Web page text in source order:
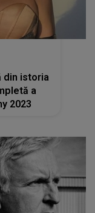
din istoria
a
2023